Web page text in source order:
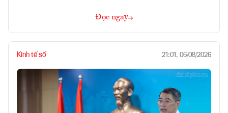
Đọc ngay
Kinh tế số 21:01, 06/08/2026